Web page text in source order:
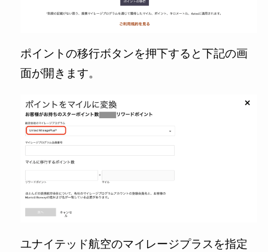
ポイントの移行ボタンを押下すると下記の画
面が開きます。
ユナイテッド航空のマイレージプラスを指定